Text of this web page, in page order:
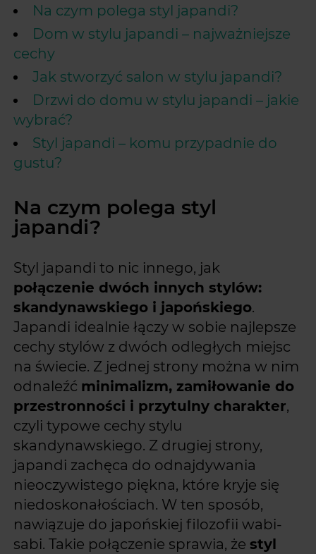
Na czym polega styl japandi?
Dom w stylu japandi – najważniejsze
cechy
Jak stworzyć salon w stylu japandi?
Drzwi do domu w stylu japandi – jakie
wybrać?
Styl japandi – komu przypadnie do
gustu?
Na czym polega styl
japandi?
Styl japandi to nic innego, jak
połączenie dwóch innych stylów:
skandynawskiego i japońskiego.
Japandi idealnie łączy w sobie najlepsze
cechy stylów z dwóch odległych miejsc
na świecie. Z jednej strony można w nim
odnaleźć minimalizm, zamiłowanie do
przestronności i przytulny charakter,
czyli typowe cechy stylu
skandynawskiego. Z drugiej strony,
japandi zachęca do odnajdywania
nieoczywistego piękna, które kryje się
niedoskonałościach. W ten sposób,
nawiązuje do japońskiej filozofii wabi-
sabi. Takie połączenie sprawia, żestyl